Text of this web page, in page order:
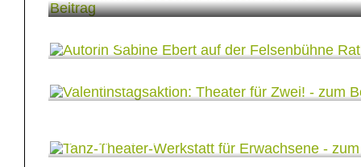
Felsenbühne Rathen
16. April 2025
Valentinstagsaktion: Theater
Zwei!
7. Februar 2025
Tanz-Theater-Werkstatt für
5. Februar 2025
Kulturlandschaft